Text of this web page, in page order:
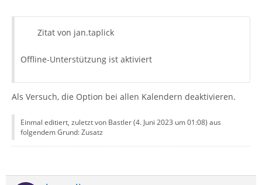
Zitat von jan.taplick
Offline-Unterstützung ist aktiviert
Als Versuch, die Option bei allen Kalendern deaktivieren.
Einmal editiert, zuletzt von Bastler (4. Juni 2023 um 01:08) aus
folgendem Grund: Zusatz